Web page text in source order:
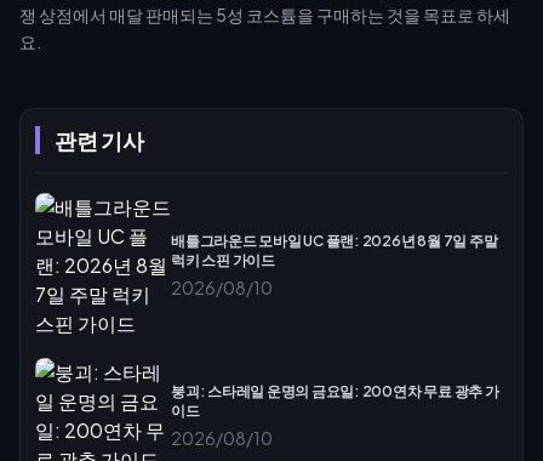
관련 기사
배틀그라운드 모바일 UC 플랜: 2026년 8월 7일 주말
럭키 스핀 가이드
2026/08/10
붕괴: 스타레일 운명의 금요일: 200연차 무료 광추 가
이드
2026/08/10
쟁 상점에서 매달 판매되는 5성 코스튬을 구매하는 것을 목표로 하세
요.